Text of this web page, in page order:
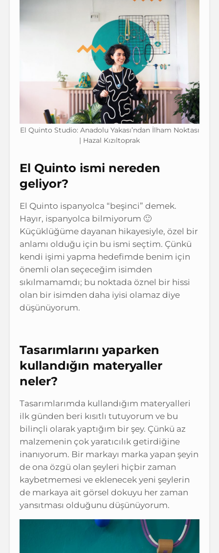
El Quinto Studio: Anadolu Yakası’ndan İlham Noktası
| Hazal Kızıltoprak
El Quinto ismi nereden
geliyor?
El Quinto ispanyolca “beşinci” demek.
Hayır, ispanyolca bilmiyorum 🙂
Küçüklüğüme dayanan hikayesiyle, özel bir
anlamı olduğu için bu ismi seçtim. Çünkü
kendi işimi yapma hedefimde benim için
önemli olan seçeceğim isimden
sıkılmamamdı; bu noktada öznel bir hissi
olan bir isimden daha iyisi olamaz diye
düşünüyorum.
Tasarımlarını yaparken
kullandığın materyaller
neler?
Tasarımlarımda kullandığım materyalleri
ilk günden beri kısıtlı tutuyorum ve bu
bilinçli olarak yaptığım bir şey. Çünkü az
malzemenin çok yaratıcılık getirdiğine
inanıyorum. Bir markayı marka yapan şeyin
de ona özgü olan şeyleri hiçbir zaman
kaybetmemesi ve eklenecek yeni şeylerin
de markaya ait görsel dokuyu her zaman
yansıtması olduğunu düşünüyorum.